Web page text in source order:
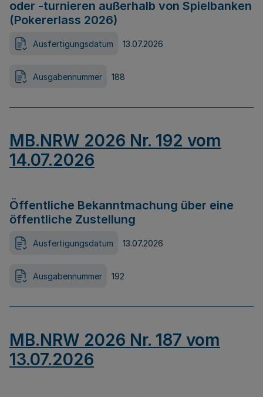
oder -turnieren außerhalb von Spielbanken
(Pokererlass 2026)
Ausfertigungsdatum 13.07.2026
Ausgabennummer 188
MB.NRW 2026 Nr. 192 vom
14.07.2026
Öffentliche Bekanntmachung über eine
öffentliche Zustellung
Ausfertigungsdatum 13.07.2026
Ausgabennummer 192
MB.NRW 2026 Nr. 187 vom
13.07.2026